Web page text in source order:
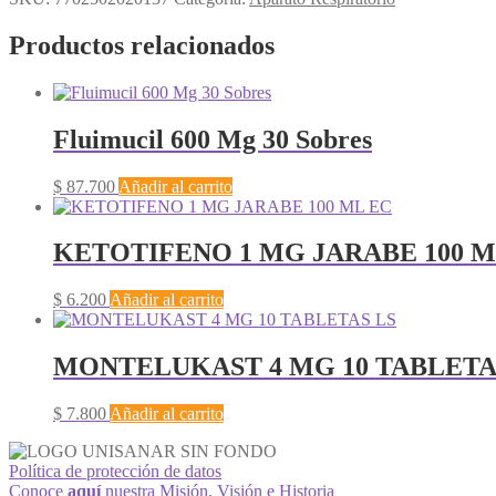
Productos relacionados
Fluimucil 600 Mg 30 Sobres
$ 87.700 Añadir al carrito
KETOTIFENO 1 MG JARABE 100
$ 6.200 Añadir al carrito
MONTELUKAST 4 MG 10
$ 7.800 Añadir al carrito
Política de protección de datos
Conoce aquínuestra Misión, Visión e Historia